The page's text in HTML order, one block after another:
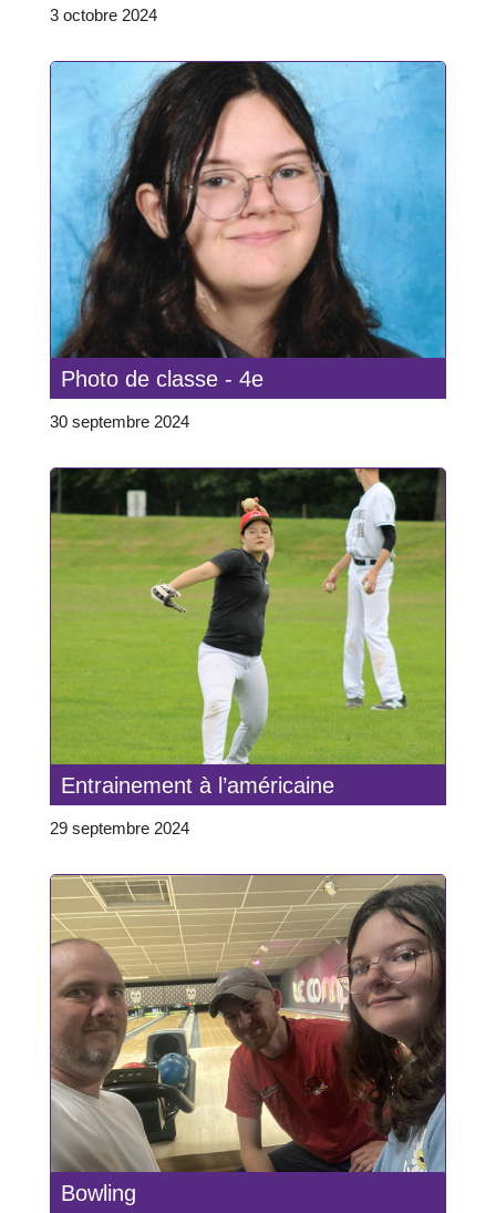
3 octobre 2024
Photo de classe - 4e
30 septembre 2024
Entrainement à l’américaine
29 septembre 2024
Bowling